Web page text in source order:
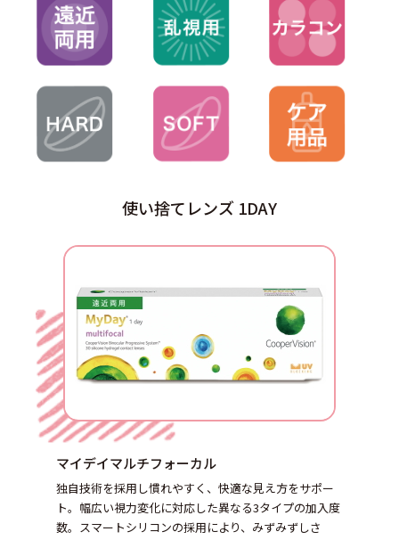
使い捨てレンズ 1DAY
マイデイマルチフォーカル
独自技術を採用し慣れやすく、快適な見え方をサポー
ト。幅広い視力変化に対応した異なる3タイプの加入度
数。スマートシリコンの採用により、みずみずしさ